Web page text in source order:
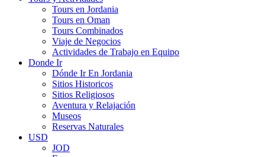
Tours en Jordania
Tours en Oman
Tours Combinados
Viaje de Negocios
Actividades de Trabajo en Equipo
Donde Ir
Dónde Ir En Jordania
Sitios Historicos
Sitios Religiosos
Aventura y Relajación
Museos
Reservas Naturales
USD
JOD